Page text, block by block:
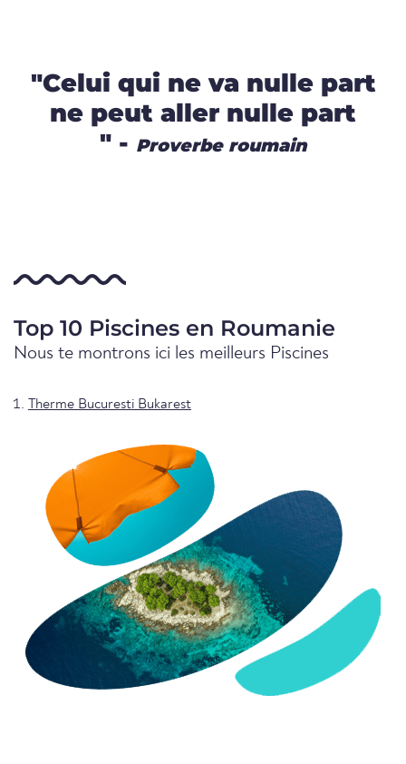
"Celui qui ne va nulle part
ne peut aller nulle part
" - Proverbe roumain
Top 10 Piscines en Roumanie
Nous te montrons ici les meilleurs Piscines
Therme Bucuresti Bukarest